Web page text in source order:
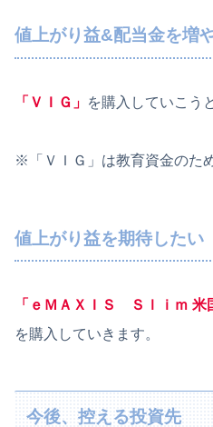
値上がり益&配当金を増
「ＶＩＧ」 を購入していこう
※「ＶＩＧ」は教育資金のた
値上がり益を期待したい
「ｅＭＡＸＩＳ Ｓｌｉｍ 米
を購入していきます。
今後、控える投資先